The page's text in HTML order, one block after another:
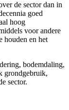
de sector dan in
goed
hoog
voor andere
houden en het
bodemdaling,
grondgebruik,
sector.